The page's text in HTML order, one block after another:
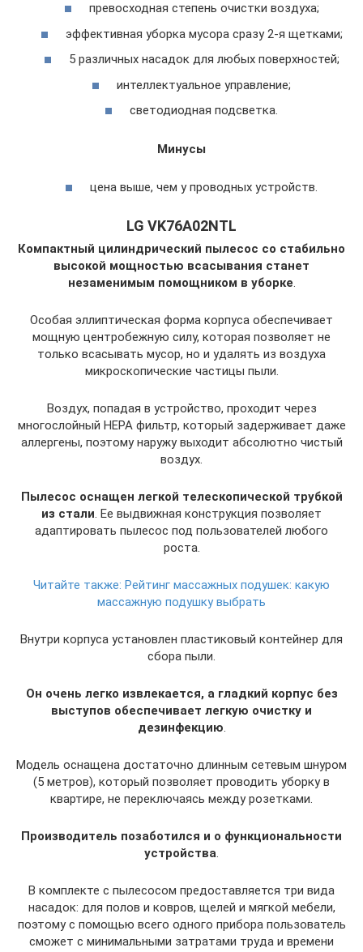
превосходная степень очистки воздуха;
эффективная уборка мусора сразу 2-я щетками;
5 различных насадок для любых поверхностей;
интеллектуальное управление;
светодиодная подсветка.
Минусы
цена выше, чем у проводных устройств.
LG VK76A02NTL
Компактный цилиндрический пылесос со стабильно
высокой мощностью всасывания станет
незаменимым помощником в уборке.
Особая эллиптическая форма корпуса обеспечивает
мощную центробежную силу, которая позволяет не
только всасывать мусор, но и удалять из воздуха
микроскопические частицы пыли.
Воздух, попадая в устройство, проходит через
многослойный НЕРА фильтр, который задерживает даже
аллергены, поэтому наружу выходит абсолютно чистый
воздух.
Пылесос оснащен легкой телескопической трубкой
из стали. Ее выдвижная конструкция позволяет
адаптировать пылесос под пользователей любого
роста.
Читайте также: Рейтинг массажных подушек: какую
массажную подушку выбрать
Внутри корпуса установлен пластиковый контейнер для
сбора пыли.
Он очень легко извлекается, а гладкий корпус без
выступов обеспечивает легкую очистку и
дезинфекцию.
Модель оснащена достаточно длинным сетевым шнуром
(5 метров), который позволяет проводить уборку в
квартире, не переключаясь между розетками.
Производитель позаботился и о функциональности
устройства.
В комплекте с пылесосом предоставляется три вида
насадок: для полов и ковров, щелей и мягкой мебели,
поэтому с помощью всего одного прибора пользователь
сможет с минимальными затратами труда и времени